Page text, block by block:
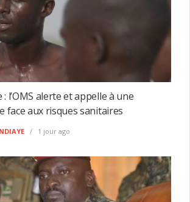
l’OMS alerte et appelle à une
face aux risques sanitaires
1 jour ago